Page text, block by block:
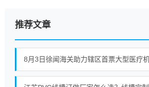
推荐文章
8月3日徐闻海关助力辖区首票大型医疗